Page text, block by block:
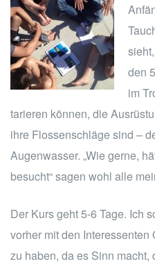
Kurse
Blog
Kontakt
den
im
tarieren können, die
ihre Flossenschläge sind –
Augenwasser. „Wie gerne,
besucht“ sagen wohl alle
Der Kurs geht 5-6 Tage. Ich
vorher mit den
zu haben, da es Sinn macht,